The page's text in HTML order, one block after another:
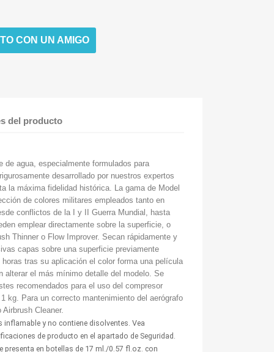
CON UN AMIGO
del producto
agua, especialmente formulados para
desarrollado por nuestros expertos
la máxima fidelidad histórica. La gama de Model
de colores militares empleados tanto en
conflictos de la I y II Guerra Mundial, hasta
emplear directamente sobre la superficie, o
Thinner o Flow Improver. Secan rápidamente y
capas sobre una superficie previamente
tras su aplicación el color forma una película
alterar el más mínimo detalle del modelo. Se
recomendados para el uso del compresor
kg. Para un correcto mantenimiento del aerógrafo
Cleaner.
inflamable y no contiene disolventes. Vea
de producto en el apartado de Seguridad.
presenta en botellas de 17 ml./0.57 fl.oz. con